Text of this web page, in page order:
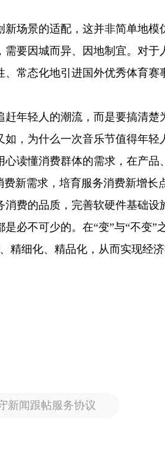
场景的适配，这并非简单地模
要因城而异、因地制宜。对于
常态化地引进国外优秀体育赛
年轻人的潮流，而是要搞清楚
，为什么一次音乐节值得年轻
读懂消费群体的需求，在产品
新需求，培育服务消费新增长
费的品质，完善软硬件基础设
必不可少的。在“变”与“不变”
精细化、精品化，从而实现经济
新闻跟帖服务协议